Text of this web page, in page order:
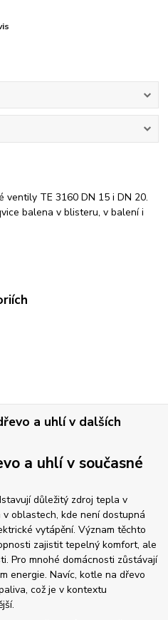
ventily TE 3160 DN 15 i DN 20.
balena v blisteru, v balení i
a uhlí v dalších
a uhlí v současné
důležitý zdroj tepla v
oblastech, kde není dostupná
vytápění. Význam těchto
zajistit tepelný komfort, ale
Pro mnohé domácnosti zůstávají
energie. Navíc, kotle na dřevo
což je v kontextu